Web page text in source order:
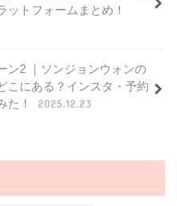
ットフォームまとめ！
ン2 ｜ソンジョンウォンの
こにある？インスタ・予約
た！
2025.12.23